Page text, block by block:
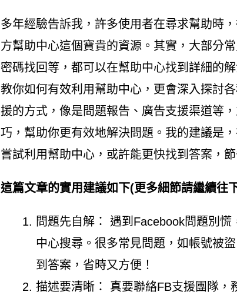
多年經驗告訴我，許多使用者在尋求幫助時
方幫助中心這個寶貴的資源。其實，大部分
密碼找回等，都可以在幫助中心找到詳細的
教你如何有效利用幫助中心，更會深入探討
援的方式，像是問題報告、廣告支援渠道等
巧，幫助你更有效地解決問題。我的建議是
嘗試利用幫助中心，或許能更快找到答案，節
這篇文章的實用建議如下(更多細節請繼續往
問題先自解： 遇到Facebook問題別
中心搜尋。很多常見問題，如帳號被
到答案，省時又方便！
描述要清晰： 真要聯絡FB支援團隊，